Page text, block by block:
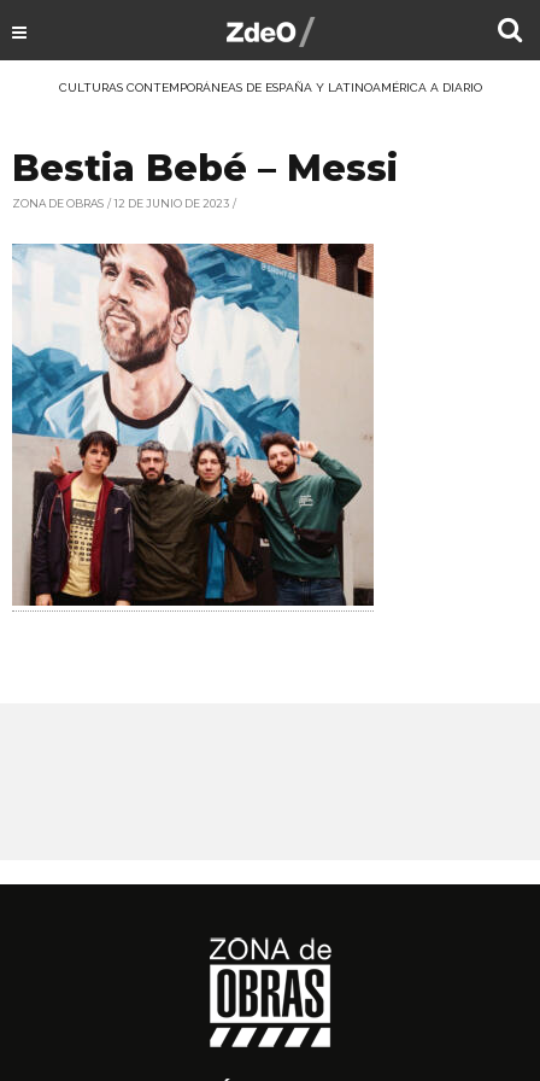
CULTURAS CONTEMPORÁNEAS DE ESPAÑA Y LATINOAMÉRICA A DIARIO
Bestia Bebé – Messi
ZONA DE OBRAS 12 DE JUNIO DE 2023